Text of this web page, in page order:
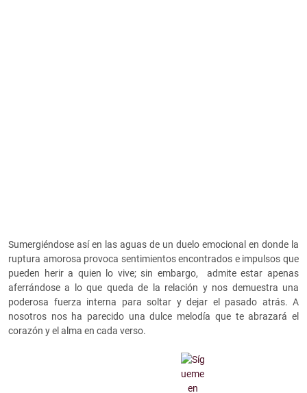
Sumergiéndose así en las aguas de un duelo emocional en donde la
ruptura amorosa provoca sentimientos encontrados e impulsos que
pueden herir a quien lo vive; sin embargo, admite estar apenas
aferrándose a lo que queda de la relación y nos demuestra una
poderosa fuerza interna para soltar y dejar el pasado atrás. A
nosotros nos ha parecido una dulce melodía que te abrazará el
corazón y el alma en cada verso.